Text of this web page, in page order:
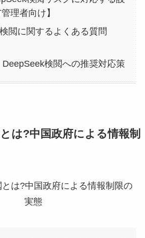
理者向け】
閲に関するよくある質問
DeepSeek検閲への推奨対応策
は?中国政府による情報制